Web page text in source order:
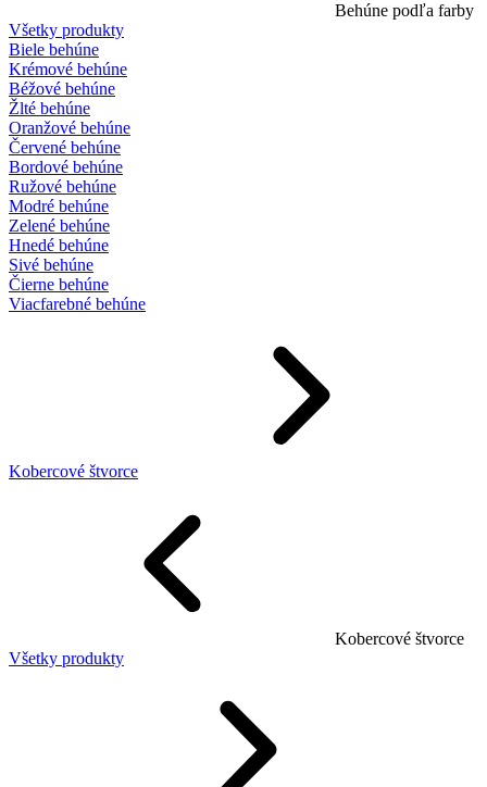
Behúne podľa farby
Všetky produkty
Biele behúne
Krémové behúne
Béžové behúne
Žlté behúne
Oranžové behúne
Červené behúne
Bordové behúne
Ružové behúne
Modré behúne
Zelené behúne
Hnedé behúne
Sivé behúne
Čierne behúne
Viacfarebné behúne
Kobercové štvorce
Kobercové štvorce
Všetky produkty